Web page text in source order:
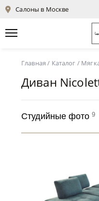
Салоны в Москве
Главная / Каталог /
Диван
Студийные фото 9